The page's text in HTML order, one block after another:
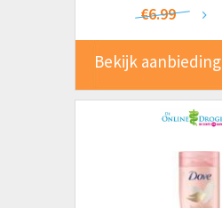
€6.99
Bekijk aanbieding